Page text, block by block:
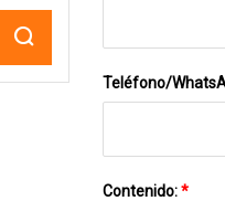
Teléfono/
Contenido:*